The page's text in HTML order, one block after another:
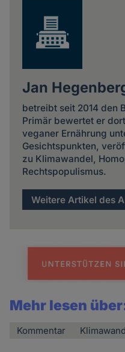
Jan
betreibt seit 2014 den
Primär bewertet er
veganer Ernährung
Gesichtspunkten,
zu Klimawandel,
Rechtspopulismus.
Weitere Artikel des
Mehr lesen
Kommentar